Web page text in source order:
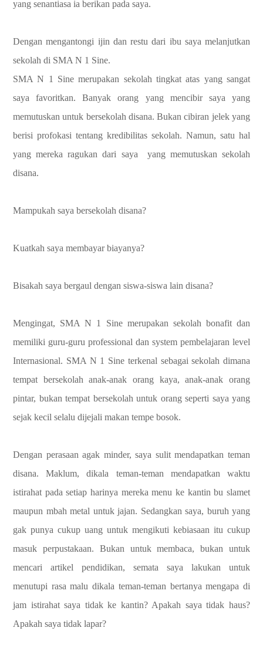
yang senantiasa ia berikan pada saya.
Dengan mengantongi ijin dan restu dari ibu saya melanjutkan
sekolah di SMA N 1 Sine.
SMA N 1 Sine merupakan sekolah tingkat atas yang sangat
saya favoritkan. Banyak orang yang mencibir saya yang
memutuskan untuk bersekolah disana. Bukan cibiran jelek yang
berisi profokasi tentang kredibilitas sekolah. Namun, satu hal
yang mereka ragukan dari saya yang memutuskan sekolah
disana.
Mampukah saya bersekolah disana?
Kuatkah saya membayar biayanya?
Bisakah saya bergaul dengan siswa-siswa lain disana?
Mengingat, SMA N 1 Sine merupakan sekolah bonafit dan
memiliki guru-guru professional dan system pembelajaran level
Internasional. SMA N 1 Sine terkenal sebagai sekolah dimana
tempat bersekolah anak-anak orang kaya, anak-anak orang
pintar, bukan tempat bersekolah untuk orang seperti saya yang
sejak kecil selalu dijejali makan tempe bosok.
Dengan perasaan agak minder, saya sulit mendapatkan teman
disana. Maklum, dikala teman-teman mendapatkan waktu
istirahat pada setiap harinya mereka menu ke kantin bu slamet
maupun mbah metal untuk jajan. Sedangkan saya, buruh yang
gak punya cukup uang untuk mengikuti kebiasaan itu cukup
masuk perpustakaan. Bukan untuk membaca, bukan untuk
mencari artikel pendidikan, semata saya lakukan untuk
menutupi rasa malu dikala teman-teman bertanya mengapa di
jam istirahat saya tidak ke kantin? Apakah saya tidak haus?
Apakah saya tidak lapar?